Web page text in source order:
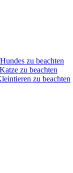
zu beachten
zu beachten
zu beachten